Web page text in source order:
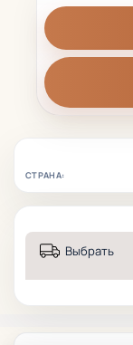
СТРАНА:
Выбрать